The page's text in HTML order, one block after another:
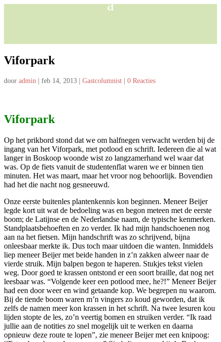
Viforpark
door admin feb 14, 2013 Gastcolumnist 0 Reacties
Viforpark
Op het prikbord stond dat we om halfnegen verwacht werden bij de
ingang van het Viforpark, met potlood en schrift. Iedereen die al wat
langer in Boskoop woonde wist zo langzamerhand wel waar dat
was. Op de fiets vanuit de studentenflat waren we er binnen tien
minuten. Het was maart, maar het vroor nog behoorlijk. Bovendien
had het die nacht nog gesneeuwd.
Onze eerste buitenles plantenkennis kon beginnen. Meneer Beijer
legde kort uit wat de bedoeling was en begon meteen met de eerste
boom; de Latijnse en de Nederlandse naam, de typische kenmerken.
Standplaatsbehoeften en zo verder. Ik had mijn handschoenen nog
aan na het fietsen. Mijn handschrift was zo schrijvend, bijna
onleesbaar merkte ik. Dus toch maar uitdoen die wanten. Inmiddels
liep meneer Beijer met beide handen in z’n zakken alweer naar de
vierde struik. Mijn balpen begon te haperen. Stukjes tekst vielen
weg. Door goed te krassen ontstond er een soort braille, dat nog net
leesbaar was. “Volgende keer een potlood mee, he?!” Meneer Beijer
had een door weer en wind getaande kop. We begrepen nu waarom.
Bij de tiende boom waren m’n vingers zo koud geworden, dat ik
zelfs de namen meer kon krassen in het schrift. Na twee lesuren kou
lijden stopte de les, zo’n veertig bomen en struiken verder. “Ik raad
jullie aan de notities zo snel mogelijk uit te werken en daarna
opnieuw deze route te lopen”, zie meneer Beijer met een knipoog: